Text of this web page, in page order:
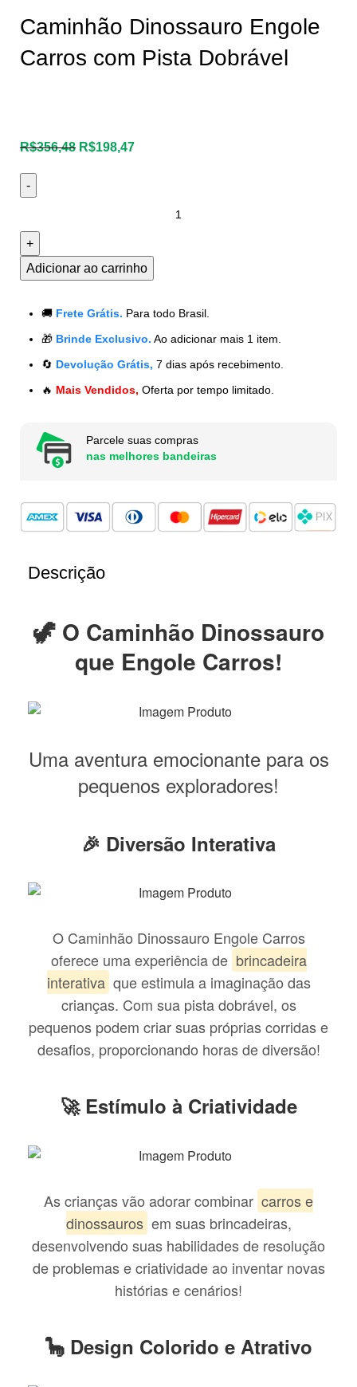
Caminhão Dinossauro Engole
Carros com Pista Dobrável
R$356,48 R$198,47
Adicionar ao carrinho
🚚 Frete Grátis. Para todo Brasil.
🎁 Brinde Exclusivo. Ao adicionar mais 1 item.
🔄 Devolução Grátis, 7 dias após recebimento.
🔥 Mais Vendidos, Oferta por tempo limitado.
Parcele suas compras
nas melhores bandeiras
Descrição
🦖 O Caminhão Dinossauro
que Engole Carros!
Uma aventura emocionante para os
pequenos exploradores!
🎉 Diversão Interativa
O Caminhão Dinossauro Engole Carros
oferece uma experiência de brincadeira
interativa que estimula a imaginação das
crianças. Com sua pista dobrável, os
pequenos podem criar suas próprias corridas e
desafios, proporcionando horas de diversão!
🚀 Estímulo à Criatividade
As crianças vão adorar combinar carros e
dinossauros em suas brincadeiras,
desenvolvendo suas habilidades de resolução
de problemas e criatividade ao inventar novas
histórias e cenários!
🦕 Design Colorido e Atrativo